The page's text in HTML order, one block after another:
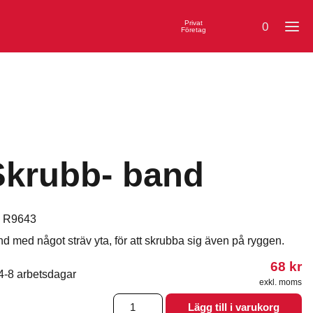
0
Privat
Företag
band
R9643
med något sträv yta, för att skrubba sig även på ryggen.
8 arbetsdagar 68 kr
exkl. moms
Skrubb-
Lägg till i varukorg